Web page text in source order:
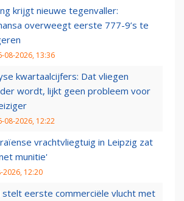
krijgt nieuwe tegenvaller:
overweegt eerste 777-9’s te
08-2026, 13:36
kwartaalcijfers: Dat vliegen
wordt, lijkt geen probleem voor
08-2026, 12:22
vrachtvliegtuig in Leipzig zat
munitie'
2026, 12:20
stelt eerste commerciële vlucht met